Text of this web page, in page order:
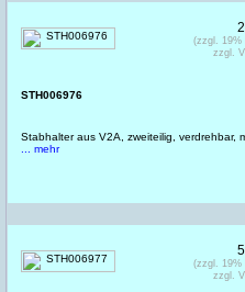
STH006976
Stabhalter aus V2A, zweiteilig, verdrehbar,
... mehr
(zzgl. 19%
zzgl.
(zzgl. 19%
zzgl.